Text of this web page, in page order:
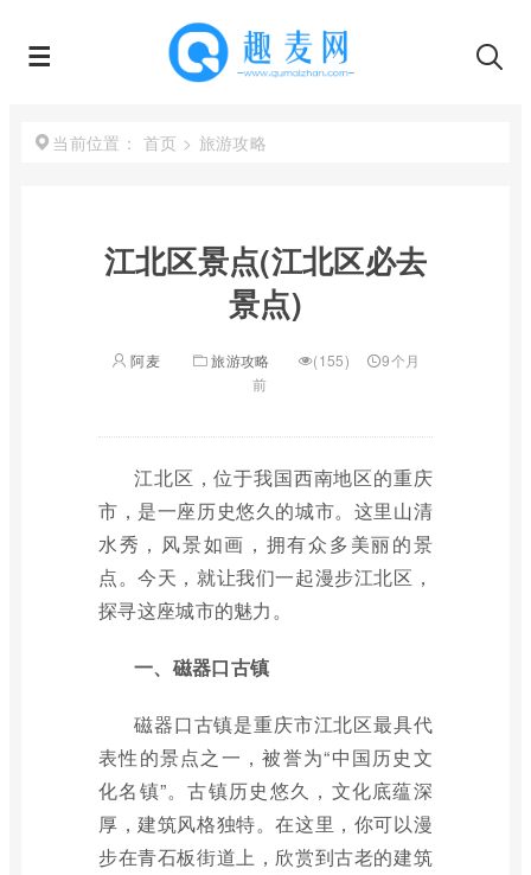
当前位置： 首页 > 旅游攻略
江北区景点(江北区必去
景点)
阿麦 旅游攻略 (155)
9个月
前
江北区，位于我国西南地区的重庆
市，是一座历史悠久的城市。这里山清
水秀，风景如画，拥有众多美丽的景
点。今天，就让我们一起漫步江北区，
探寻这座城市的魅力。
一、磁器口古镇
磁器口古镇是重庆市江北区最具代
表性的景点之一，被誉为“中国历史文
化名镇”。古镇历史悠久，文化底蕴深
厚，建筑风格独特。在这里，你可以漫
步在青石板街道上，欣赏到古老的建筑